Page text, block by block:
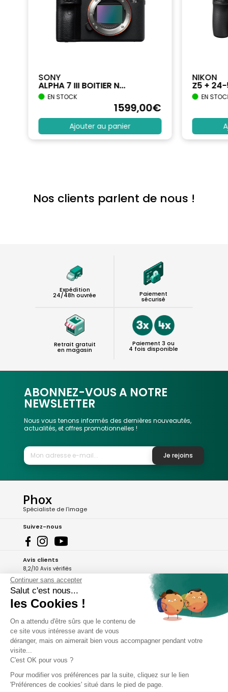
SONY
ALPHA 7 III BOITIER N...
EN STOCK
1599,00€
Ajouter au panier
NIKON
Z5 +
EN
Nos clients parlent de nous !
Expédition
24/48h ouvrée Paiement
sécurisé
Retrait gratuit
en magasin
Paiement 3 ou
4 fois disponible
ABONNEZ-VOUS A NOTRE
NEWSLETTER
Nous vous tenons informés des dernières nouveautés,
actualités, et offres promotionnelles !
Je rejoins
Phox
Spécialiste de l'image
Suivez-nous
Avis clients
8,2/10 Avis vérifiés
L'Appli Phox
A propos de Phox
Services et garanties
Continuer sans accepter
Salut c'est nous...
les Cookies !
On a attendu d'être sûrs que le contenu de
ce site vous intéresse avant de vous
déranger, mais on aimerait bien vous accompagner pendant votre
visite...
C'est OK pour vous ?
Pour modifier vos préférences par la suite, cliquez sur le lien
'Préférences de cookies' situé dans le pied de page.